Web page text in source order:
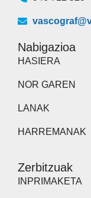
Nabigazioa
HASIERA
NOR GAREN
LANAK
HARREMANAK
Zerbitzuak
INPRIMAKETA